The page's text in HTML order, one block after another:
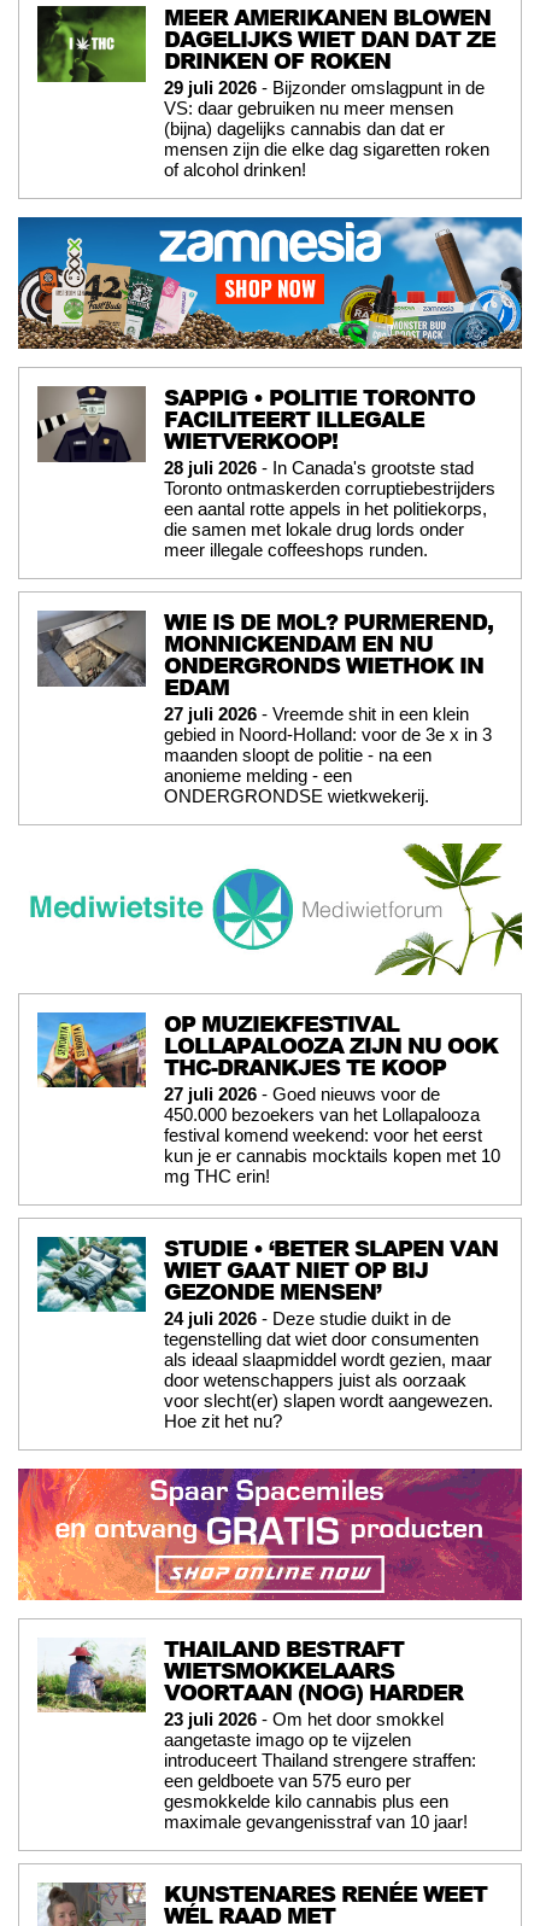
MEER AMERIKANEN BLOWEN
DAGELIJKS WIET DAN DAT ZE
DRINKEN OF ROKEN
29 juli 2026 - Bijzonder omslagpunt in de
VS: daar gebruiken nu meer mensen
(bijna) dagelijks cannabis dan dat er
mensen zijn die elke dag sigaretten roken
of alcohol drinken!
SAPPIG • POLITIE TORONTO
FACILITEERT ILLEGALE
WIETVERKOOP!
28 juli 2026 - In Canada's grootste stad
Toronto ontmaskerden corruptiebestrijders
een aantal rotte appels in het politiekorps,
die samen met lokale drug lords onder
meer illegale coffeeshops runden.
WIE IS DE MOL? PURMEREND,
MONNICKENDAM EN NU
ONDERGRONDS WIETHOK IN
EDAM
27 juli 2026 - Vreemde shit in een klein
gebied in Noord-Holland: voor de 3e x in 3
maanden sloopt de politie - na een
anonieme melding - een
ONDERGRONDSE wietkwekerij.
OP MUZIEKFESTIVAL
LOLLAPALOOZA ZIJN NU OOK
THC-DRANKJES TE KOOP
27 juli 2026 - Goed nieuws voor de
450.000 bezoekers van het Lollapalooza
festival komend weekend: voor het eerst
kun je er cannabis mocktails kopen met 10
mg THC erin!
STUDIE • ‘BETER SLAPEN VAN
WIET GAAT NIET OP BIJ
GEZONDE MENSEN’
24 juli 2026 - Deze studie duikt in de
tegenstelling dat wiet door consumenten
als ideaal slaapmiddel wordt gezien, maar
door wetenschappers juist als oorzaak
voor slecht(er) slapen wordt aangewezen.
Hoe zit het nu?
THAILAND BESTRAFT
WIETSMOKKELAARS
VOORTAAN (NOG) HARDER
23 juli 2026 - Om het door smokkel
aangetaste imago op te vijzelen
introduceert Thailand strengere straffen:
een geldboete van 575 euro per
gesmokkelde kilo cannabis plus een
maximale gevangenisstraf van 10 jaar!
KUNSTENARES RENÉE WEET
WÉL RAAD MET